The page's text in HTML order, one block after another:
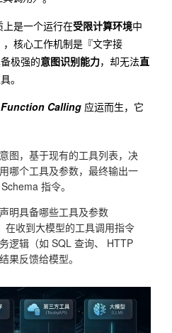
是一个运行在受限计算环境中
，核心工作机制是『文字接
极强的意图识别能力，却无法直
。
Function Calling 应运而生，它
图，基于现有的工具列表，决
哪个工具及参数，最终输出一
指令。
明具备哪些工具及参数
在收到大模型的工具调用指令
逻辑（如 SQL 查询、 HTTP
果反馈给模型。